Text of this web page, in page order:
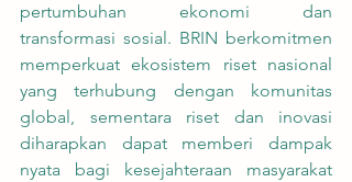
pertumbuhan ekonomi dan
transformasi sosial. BRIN berkomitmen
memperkuat ekosistem riset nasional
yang terhubung dengan komunitas
global, sementara riset dan inovasi
diharapkan dapat memberi dampak
nyata bagi kesejahteraan masyarakat